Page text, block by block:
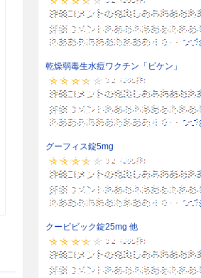
乾燥弱毒生水痘ワクチン「ビケン」
グーフィス錠5mg
クービビック錠25mg 他